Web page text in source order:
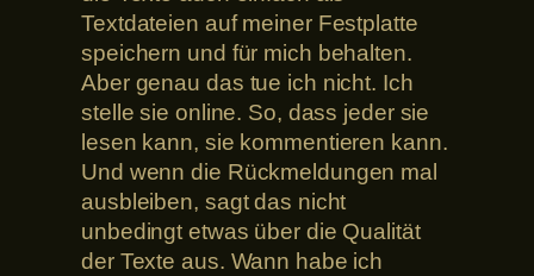
Textdateien auf meiner Festplatte
speichern und für mich behalten.
Aber genau das tue ich nicht. Ich
stelle sie online. So, dass jeder sie
lesen kann, sie kommentieren kann.
Und wenn die Rückmeldungen mal
ausbleiben, sagt das nicht
unbedingt etwas über die Qualität
der Texte aus. Wann habe ich